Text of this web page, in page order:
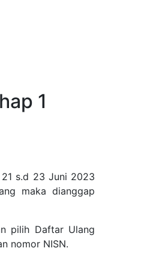
1
s.d 23 Juni 2023
maka dianggap
pilih Daftar Ulang
nomor NISN.